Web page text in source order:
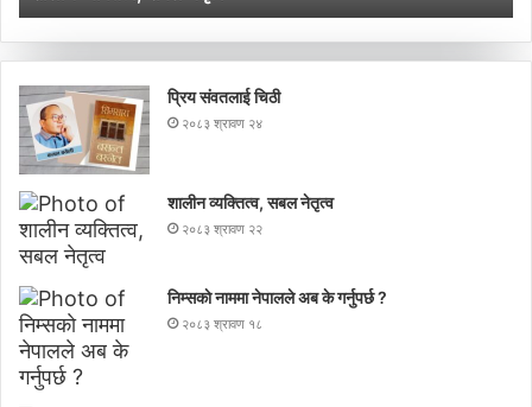
प्रिय संवतलाई चिठी
२०८३ श्रावण २४
शालीन व्यक्तित्व, सबल नेतृत्व
२०८३ श्रावण २२
निम्सकाे नाममा नेपालले अब के गर्नुपर्छ ?
२०८३ श्रावण १८